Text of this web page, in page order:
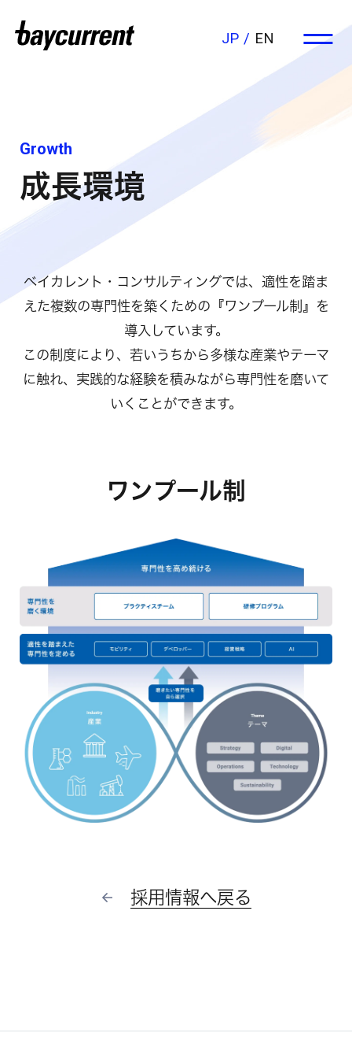
EN
JP
Growth
成長環境
ベイカレント・コンサルティングでは、適性を踏ま
えた複数の専門性を築くための『ワンプール制』を
導入しています。
この制度により、若いうちから多様な産業やテーマ
に触れ、実践的な経験を積みながら専門性を磨いて
いくことができます。
ワンプール制
採用情報へ戻る